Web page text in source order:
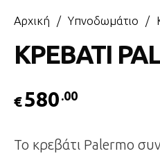
Αρχική / Υπνοδωμάτιο /
ΚΡΕΒΑΤΙ
€580 .00
Το κρεβάτι Palermo